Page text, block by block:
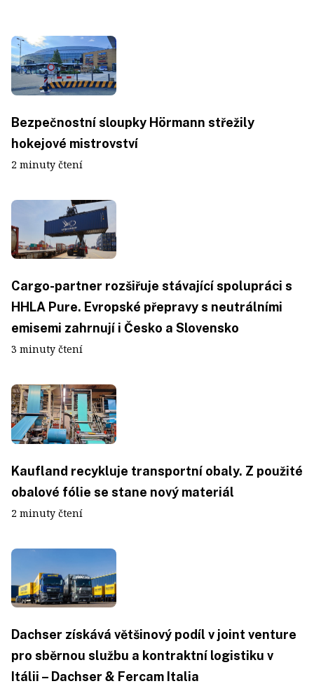
Bezpečnostní sloupky Hörmann střežily
hokejové mistrovství
2 minuty čtení
Cargo-partner rozšiřuje stávající spolupráci s
HHLA Pure. Evropské přepravy s neutrálními
emisemi zahrnují i Česko a Slovensko
3 minuty čtení
Kaufland recykluje transportní obaly. Z použité
obalové fólie se stane nový materiál
2 minuty čtení
Dachser získává většinový podíl v joint venture
pro sběrnou službu a kontraktní logistiku v
Itálii – Dachser & Fercam Italia